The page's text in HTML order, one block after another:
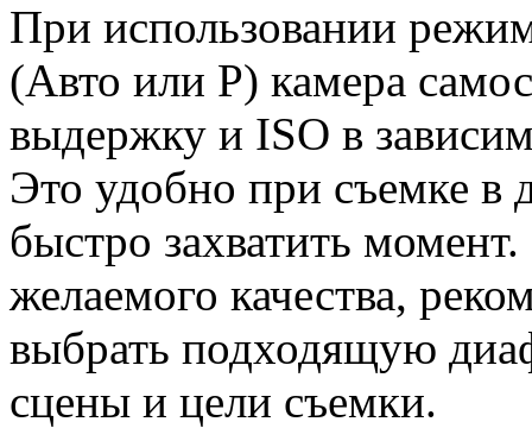
При использовании
(Авто или P) камера
выдержку и ISO в
Это удобно при съемке в
быстро захватить
желаемого качества,
выбрать подходящую
сцены и цели съемки.